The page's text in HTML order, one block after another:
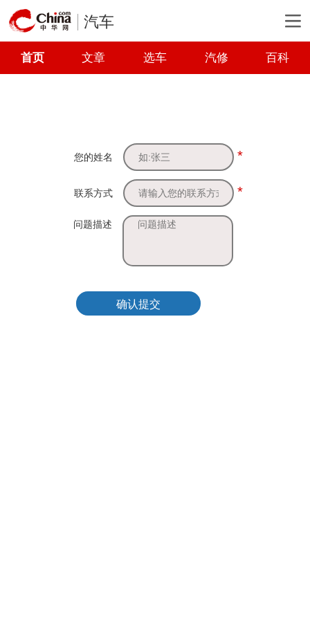
汽车
首页 文章 选车 汽修 百科
您的姓名 *
联系方式 *
问题描述
确认提交